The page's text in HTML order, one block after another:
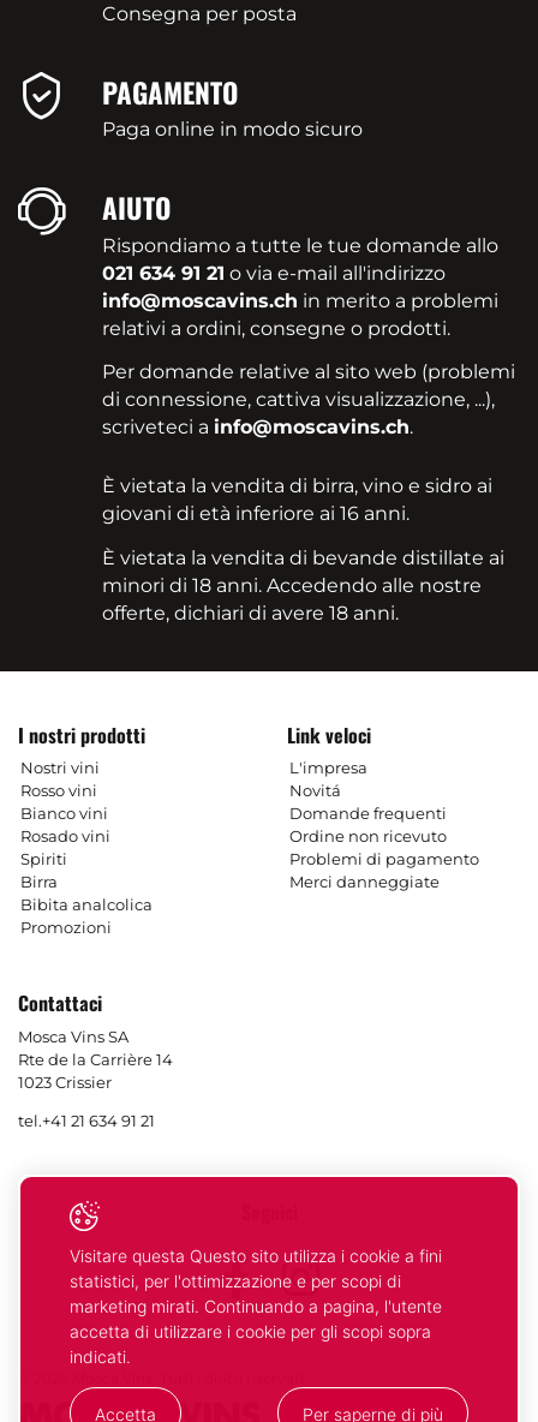
Consegna per posta
PAGAMENTO
Paga online in modo sicuro
AIUTO
Rispondiamo a tutte le tue domande allo
021 634 91 21 o via e-mail all'indirizzo
info@moscavins.ch in merito a problemi
relativi a ordini, consegne o prodotti.
Per domande relative al sito web (problemi
di connessione, cattiva visualizzazione, ...),
scriveteci a info@moscavins.ch.
È vietata la vendita di birra, vino e sidro ai
giovani di età inferiore ai 16 anni.
È vietata la vendita di bevande distillate ai
minori di 18 anni. Accedendo alle nostre
offerte, dichiari di avere 18 anni.
I nostri prodotti
Nostri vini
Rosso vini
Bianco vini
Rosado vini
Spiriti
Birra
Bibita analcolica
Promozioni
Link veloci
L'impresa
Novitá
Domande frequenti
Ordine non ricevuto
Problemi di pagamento
Merci danneggiate
Contattaci
Mosca Vins SA
Rte de la Carrière 14
1023 Crissier
tel.+41 21 634 91 21
Facebook
Instagram
Visitare questa Questo sito utilizza i cookie a fini
statistici, per l'ottimizzazione e per scopi di
marketing mirati. Continuando a pagina, l'utente
accetta di utilizzare i cookie per gli scopi sopra
indicati.
Accetta Per saperne di più